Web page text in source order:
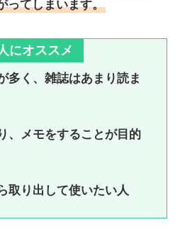
ってしまいます。
にオススメ
多く、雑誌はあまり読ま
、メモをすることが目的
取り出して使いたい人